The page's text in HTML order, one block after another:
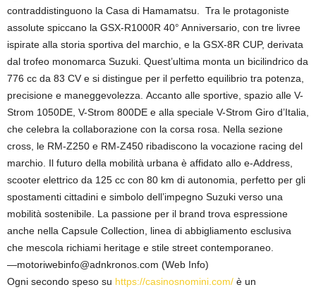
contraddistinguono la Casa di Hamamatsu. Tra le protagoniste
assolute spiccano la GSX-R1000R 40° Anniversario, con tre livree
ispirate alla storia sportiva del marchio, e la GSX-8R CUP, derivata
dal trofeo monomarca Suzuki. Quest’ultima monta un bicilindrico da
776 cc da 83 CV e si distingue per il perfetto equilibrio tra potenza,
precisione e maneggevolezza. Accanto alle sportive, spazio alle V-
Strom 1050DE, V-Strom 800DE e alla speciale V-Strom Giro d’Italia,
che celebra la collaborazione con la corsa rosa. Nella sezione
cross, le RM-Z250 e RM-Z450 ribadiscono la vocazione racing del
marchio. Il futuro della mobilità urbana è affidato allo e-Address,
scooter elettrico da 125 cc con 80 km di autonomia, perfetto per gli
spostamenti cittadini e simbolo dell’impegno Suzuki verso una
mobilità sostenibile. La passione per il brand trova espressione
anche nella Capsule Collection, linea di abbigliamento esclusiva
che mescola richiami heritage e stile street contemporaneo.
—motoriwebinfo@adnkronos.com (Web Info)
Ogni secondo speso su https://casinosnomini.com/ è un